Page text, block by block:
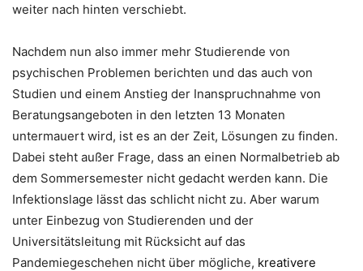
weiter nach hinten verschiebt.
Nachdem nun also immer mehr Studierende von
psychischen Problemen berichten und das auch von
Studien und einem Anstieg der Inanspruchnahme von
Beratungsangeboten in den letzten 13 Monaten
untermauert wird, ist es an der Zeit, Lösungen zu finden.
Dabei steht außer Frage, dass an einen Normalbetrieb ab
dem Sommersemester nicht gedacht werden kann. Die
Infektionslage lässt das schlicht nicht zu. Aber warum
unter Einbezug von Studierenden und der
Universitätsleitung mit Rücksicht auf das
Pandemiegeschehen nicht über mögliche, kreativere